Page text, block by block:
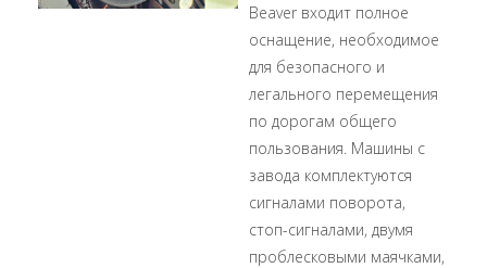
Beaver входит полное
оснащение, необходимое
для безопасного и
легального перемещения
по дорогам общего
пользования. Машины с
завода комплектуются
сигналами поворота,
стоп-сигналами, двумя
проблесковыми маячками,